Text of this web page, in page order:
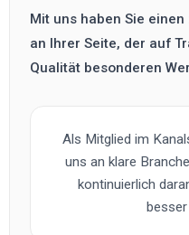
Mit uns haben Sie
an Ihrer Seite, der auf
Qualität besonderen
Als Mitglied im
uns an klare
kontinuierlich